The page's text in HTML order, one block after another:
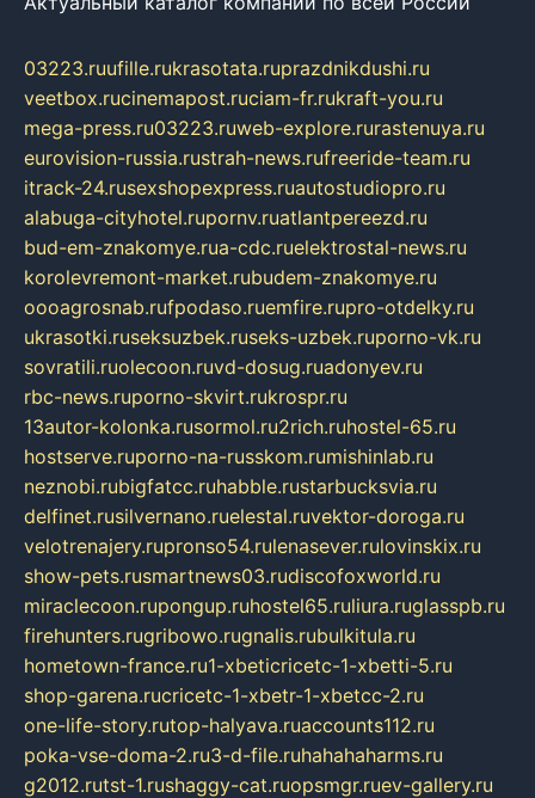
03223.ruufille.rukrasotata.ruprazdnikdushi.ru
veetbox.rucinemapost.ruciam-fr.rukraft-you.ru
mega-press.ru03223.ruweb-explore.rurastenuya.ru
eurovision-russia.rustrah-news.rufreeride-team.ru
itrack-24.rusexshopexpress.ruautostudiopro.ru
alabuga-cityhotel.rupornv.ruatlantpereezd.ru
bud-em-znakomye.rua-cdc.ruelektrostal-news.ru
korolevremont-market.rubudem-znakomye.ru
oooagrosnab.rufpodaso.ruemfire.rupro-otdelky.ru
ukrasotki.ruseksuzbek.ruseks-uzbek.ruporno-vk.ru
sovratili.ruolecoon.ruvd-dosug.ruadonyev.ru
rbc-news.ruporno-skvirt.rukrospr.ru
13autor-kolonka.rusormol.ru2rich.ruhostel-65.ru
hostserve.ruporno-na-russkom.rumishinlab.ru
neznobi.rubigfatcc.ruhabble.rustarbucksvia.ru
delfinet.rusilvernano.ruelestal.ruvektor-doroga.ru
velotrenajery.rupronso54.rulenasever.rulovinskix.ru
show-pets.rusmartnews03.rudiscofoxworld.ru
miraclecoon.rupongup.ruhostel65.ruliura.ruglasspb.ru
firehunters.rugribowo.rugnalis.rubulkitula.ru
hometown-france.ru1-xbeticricetc-1-xbetti-5.ru
shop-garena.rucricetc-1-xbetr-1-xbetcc-2.ru
one-life-story.rutop-halyava.ruaccounts112.ru
poka-vse-doma-2.ru3-d-file.ruhahahaharms.ru
g2012.rutst-1.rushaggy-cat.ruopsmgr.ruev-gallery.ru